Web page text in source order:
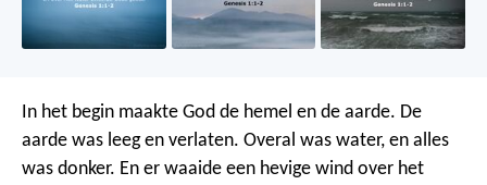
In het begin maakte God de hemel en de aarde. De
aarde was leeg en verlaten. Overal was water, en alles
was donker. En er waaide een hevige wind over het